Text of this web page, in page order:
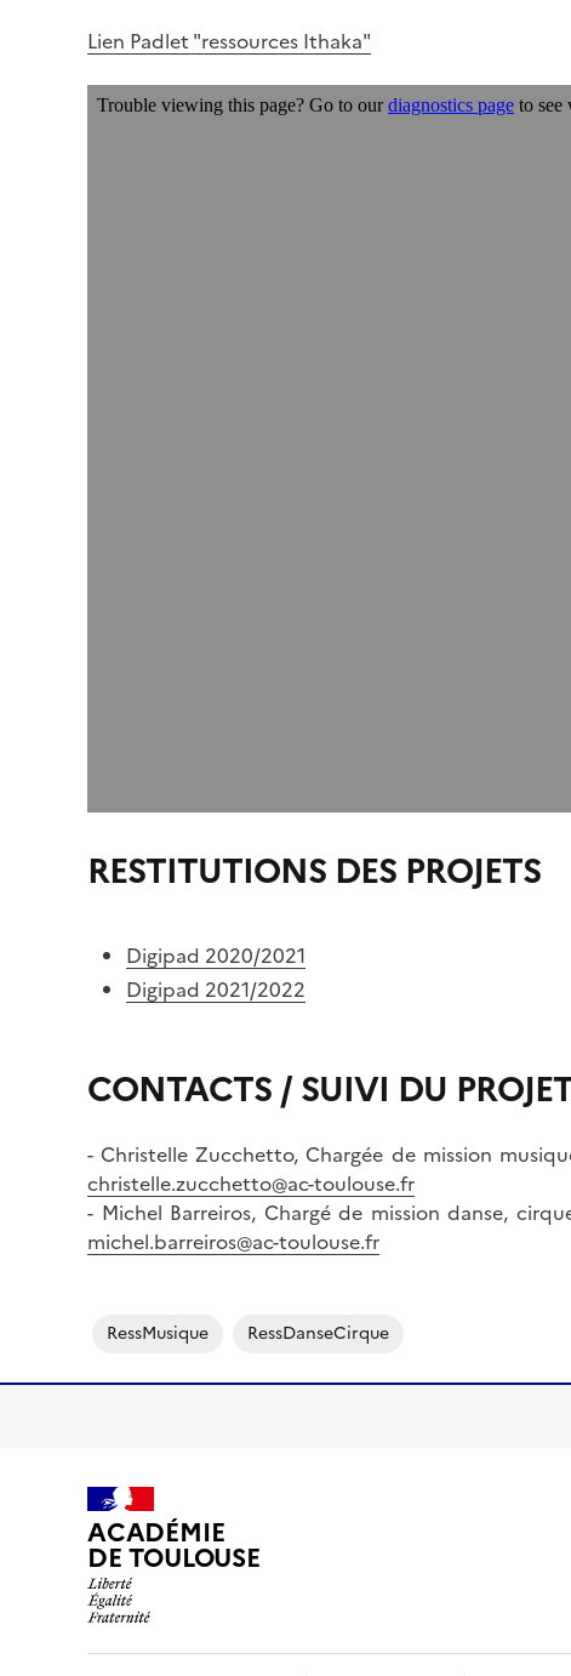
Lien Padlet "ressources Ithaka"
RESTITUTIONS DES PROJETS
Digipad 2020/2021
Digipad 2021/2022
CONTACTS / SUIVI DU
- Christelle Zucchetto, Chargée de mission
christelle.zucchetto@ac-toulouse.fr
- Michel Barreiros, Chargé de mission danse,
michel.barreiros@ac-toulouse.fr
RessMusique RessDanseCirque
ACADÉMIE
DE TOULOUSE